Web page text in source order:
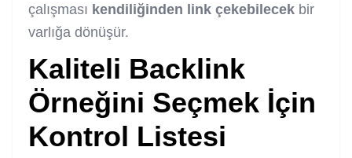
çalışması kendiliğinden link çekebilecek bir
varlığa dönüşür.
Kaliteli Backlink
Örneğini Seçmek İçin
Kontrol Listesi